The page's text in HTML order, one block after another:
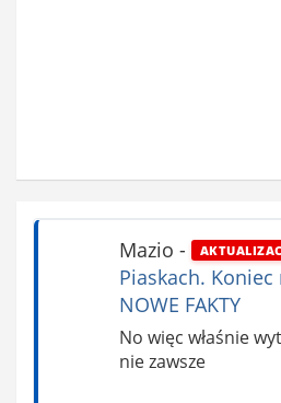
Mazio -
Piaskach.
NOWE FAKTY
No więc właśnie
nie zawsze